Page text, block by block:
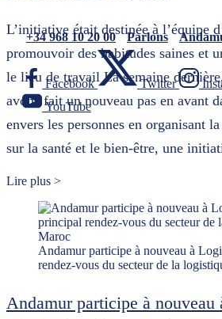
+34 968 10 20 00 Parlons
Facebook Twitter
YouTube
L’initiative était destinée à l’équipe
promouvoir des habitudes saines et
le lieu de travail La semaine
avons fait un nouveau pas en avant
envers les personnes en organisant
sur la santé et le bien-être, une
Lire plus >
Andamur participe à nouveau à
rendez-vous du secteur de la
Andamur participe à nouveau